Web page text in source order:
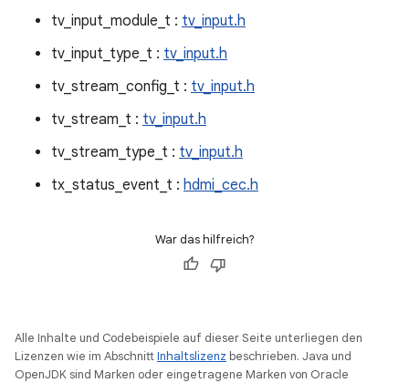
tv_input_module_t : tv_input.h
tv_input_type_t : tv_input.h
tv_stream_config_t : tv_input.h
tv_stream_t : tv_input.h
tv_stream_type_t : tv_input.h
tx_status_event_t : hdmi_cec.h
War das hilfreich?
Alle Inhalte und Codebeispiele auf dieser Seite unterliegen den
Lizenzen wie im AbschnittInhaltslizenz beschrieben. Java und
OpenJDK sind Marken oder eingetragene Marken von Oracle